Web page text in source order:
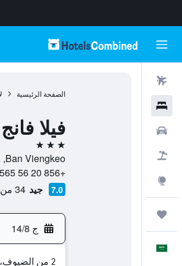
الصفحة الرئيسية
فيلا
3 نجوم
Ban Viengkeo, , فانغ فيينغ, Vientiane Province, لاوس
+856 20 56 565 610
7.0 جيد 34 من التقييمات تم التحقق منها
ج 14/8
2 من الضيوف، غرفة واحدة